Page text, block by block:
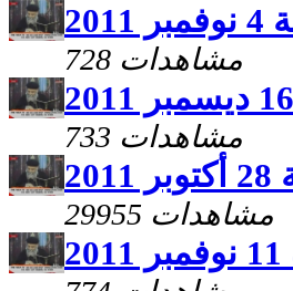
728 مشاهدات
733 مشاهدات
29955 مشاهدات